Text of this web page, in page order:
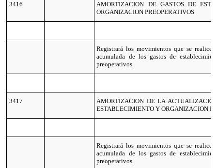
3416
AMORTIZACION DE GASTOS DE
ORGANIZACION PREOPERATIVOS
Registrará los movimientos que se
acumulada de los gastos de
preoperativos.
3417
AMORTIZACION DE LA
ESTABLECIMIENTO Y ORGANIZACION
Registrará los movimientos que se
acumulada de los gastos de
preoperativos.